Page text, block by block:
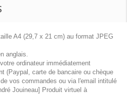
A4 (29,7 x 21 cm) au format JPEG
anglais.
ordinateur immédiatement
(Paypal, carte de bancaire ou chèque
vos commandes ou via l'email intitulé
Jouineau] Produit virtuel à